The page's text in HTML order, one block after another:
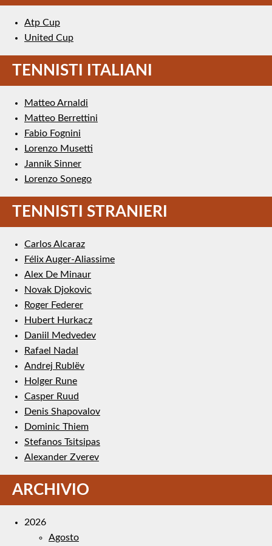
Atp Cup
United Cup
TENNISTI ITALIANI
Matteo Arnaldi
Matteo Berrettini
Fabio Fognini
Lorenzo Musetti
Jannik Sinner
Lorenzo Sonego
TENNISTI STRANIERI
Carlos Alcaraz
Félix Auger-Aliassime
Alex De Minaur
Novak Djokovic
Roger Federer
Hubert Hurkacz
Daniil Medvedev
Rafael Nadal
Andrej Rublëv
Holger Rune
Casper Ruud
Denis Shapovalov
Dominic Thiem
Stefanos Tsitsipas
Alexander Zverev
ARCHIVIO
2026
Agosto